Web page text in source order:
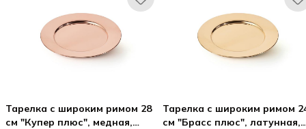
Тарелка с широким римом 28
см "Купер плюс", медная,
Тарелка с широким римом
см "Брасс плюс", латунная,